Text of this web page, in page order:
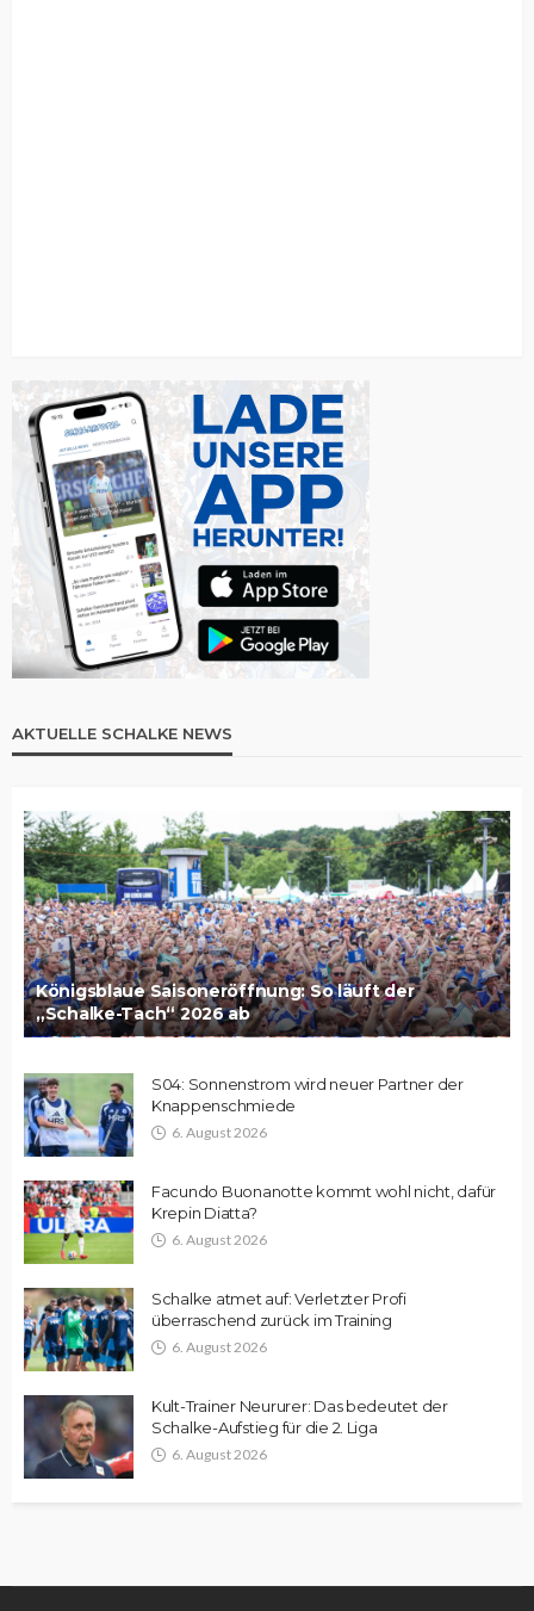
AKTUELLE SCHALKE NEWS
Königsblaue Saisoneröffnung: So läuft der
„Schalke-Tach“ 2026 ab
S04: Sonnenstrom wird neuer Partner der
Knappenschmiede
6. August 2026
Facundo Buonanotte kommt wohl nicht, dafür
Krepin Diatta?
6. August 2026
Schalke atmet auf: Verletzter Profi
überraschend zurück im Training
6. August 2026
Kult-Trainer Neururer: Das bedeutet der
Schalke-Aufstieg für die 2. Liga
6. August 2026